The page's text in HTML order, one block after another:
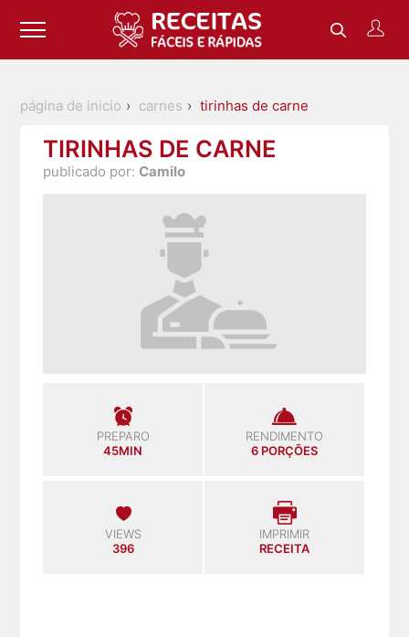
página de inicio carnes tirinhas de carne
TIRINHAS DE CARNE
publicado por: Camilo
PREPARO
45MIN
RENDIMENTO
6 PORÇÕES
VIEWS
396
IMPRIMIR
RECEITA